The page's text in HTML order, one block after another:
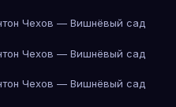
Чехов — Вишнёвый сад
Чехов — Вишнёвый сад
Чехов — Вишнёвый сад